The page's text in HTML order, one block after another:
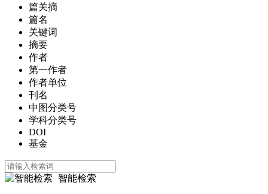
篇关摘
篇名
关键词
摘要
作者
第一作者
作者单位
刊名
中图分类号
学科分类号
DOI
基金
智能检索